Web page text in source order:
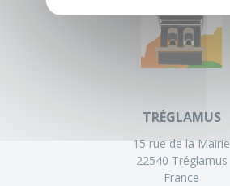
TRÉGLAMUS
15 rue de la Mairie
22540 Tréglamus
France